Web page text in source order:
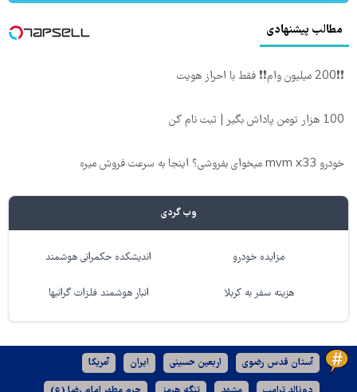
مطالب پیشنهادی
❗❗200 میلیون وام❗❗ فقط با احراز هویت
100 هزار تومن پاداش بگیر | ثبت نام کن
خودرو mvm x33 میخوای بفروشی؟ اینجا به سرعت فروش میره
وب گردی
مزایده خودرو اندیشکده حکمرانی هوشمند
هزینه سفر به کربلا انبار هوشمند فلزات گرانبها
آستان قدس رضوی اربعین حسینی ایران آمریکا